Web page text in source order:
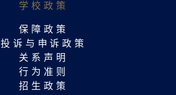
学校政策
保障政策
投诉与申诉政策
关系声明
行为准则
招生政策